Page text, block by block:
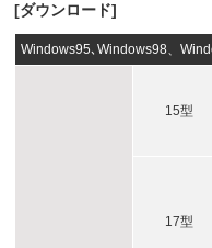
[ダウンロード]
Windows95､Windows98、
15型
17型